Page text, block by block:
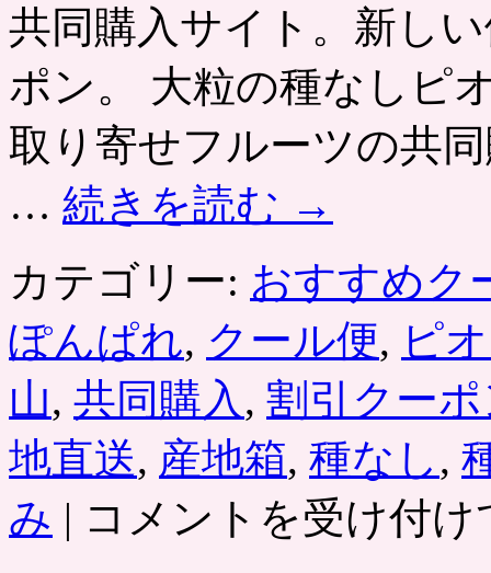
ふ
ぐ
夏
で
も
ふ
楽
し
フ
ル
料
理
が
半
共同購入サイト。新し
ポン。 大粒の種なしピ
取り寄せフルーツの共
… 続きを読む →
カテゴリー: おすすめク
ぽんぱれ, クール便, ピ
山, 共同購入 , 割引クー
地直送, 産地箱, 種なし ,
み | コメントを受け付